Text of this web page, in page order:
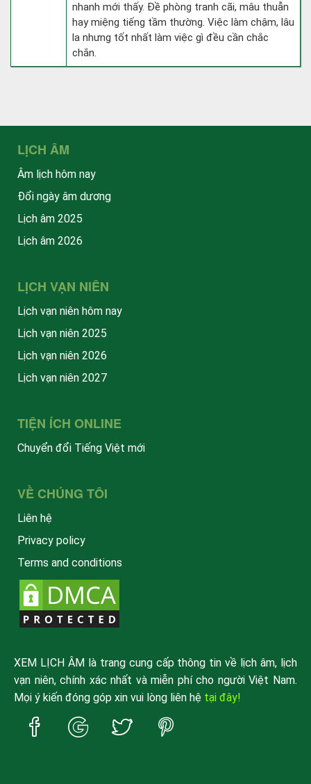
nhanh mới thấy. Đề phòng tranh cãi, mâu thuẫn
hay miệng tiếng tầm thường. Việc làm chậm, lâu
la nhưng tốt nhất làm việc gì đều cần chắc
chắn.
LỊCH ÂM
Âm lịch hôm nay
Đổi ngày âm dương
Lịch âm 2025
Lịch âm 2026
LỊCH VẠN NIÊN
Lịch vạn niên hôm nay
Lịch vạn niên 2025
Lịch vạn niên 2026
Lịch vạn niên 2027
TIỆN ÍCH ONLINE
Chuyển đổi Tiếng Việt mới
VỀ CHÚNG TÔI
Liên hệ
Privacy policy
Terms and conditions
XEM LỊCH ÂM là trang cung cấp thông tin về lịch âm, lịch
vạn niên, chính xác nhất và miễn phí cho người Việt Nam.
Mọi ý kiến đóng góp xin vui lòng liên hệ tại đây!
Trang
Facebook
Trang
Google
Trang
Twitter
Trang
Pinterest